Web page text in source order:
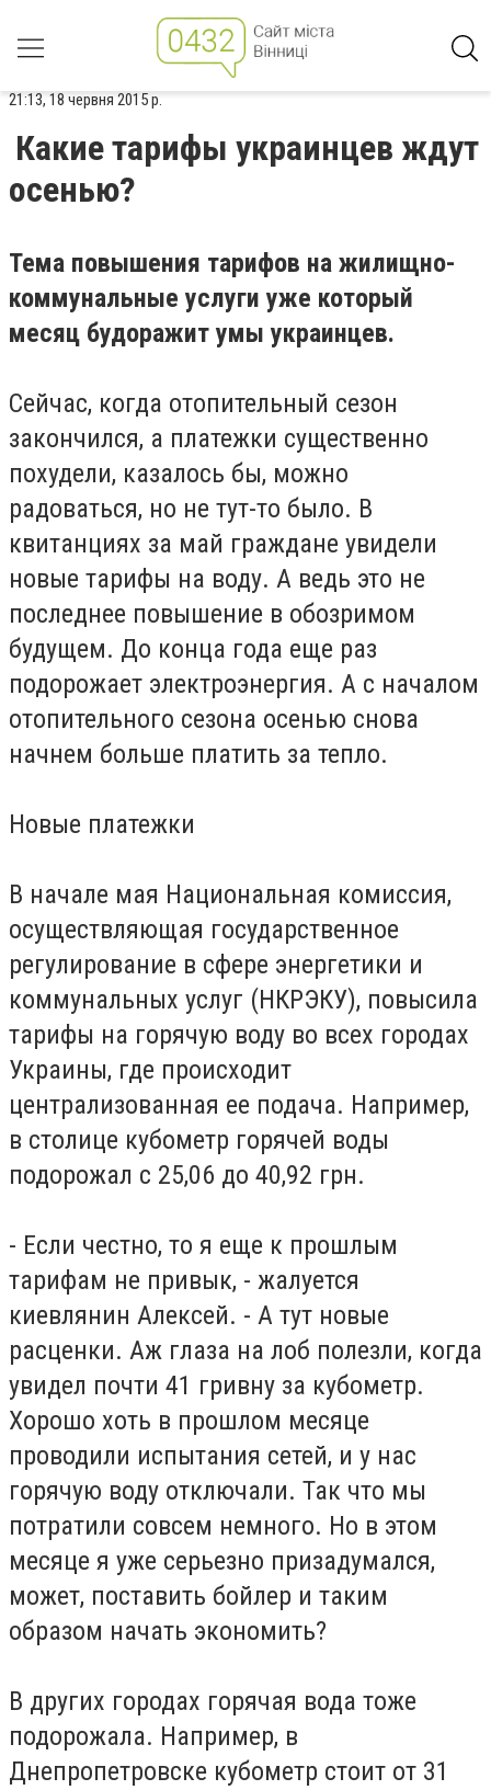
21:13, 18 червня 2015 р.
Какие тарифы украинцев ждут
осенью?
Тема повышения тарифов на жилищно-
коммунальные услуги уже который
месяц будоражит умы украинцев.
Сейчас, когда отопительный сезон
закончился, а платежки существенно
похудели, казалось бы, можно
радоваться, но не тут-то было. В
квитанциях за май граждане увидели
новые тарифы на воду. А ведь это не
последнее повышение в обозримом
будущем. До конца года еще раз
подорожает электроэнергия. А с началом
отопительного сезона осенью снова
начнем больше платить за тепло.
Новые платежки
В начале мая Национальная комиссия,
осуществляющая государственное
регулирование в сфере энергетики и
коммунальных услуг (НКРЭКУ), повысила
тарифы на горячую воду во всех городах
Украины, где происходит
централизованная ее подача. Например,
в столице кубометр горячей воды
подорожал с 25,06 до 40,92 грн.
- Если честно, то я еще к прошлым
тарифам не привык, - жалуется
киевлянин Алексей. - А тут новые
расценки. Аж глаза на лоб полезли, когда
увидел почти 41 гривну за кубометр.
Хорошо хоть в прошлом месяце
проводили испытания сетей, и у нас
горячую воду отключали. Так что мы
потратили совсем немного. Но в этом
месяце я уже серьезно призадумался,
может, поставить бойлер и таким
образом начать экономить?
В других городах горячая вода тоже
подорожала. Например, в
Днепропетровске кубометр стоит от 31